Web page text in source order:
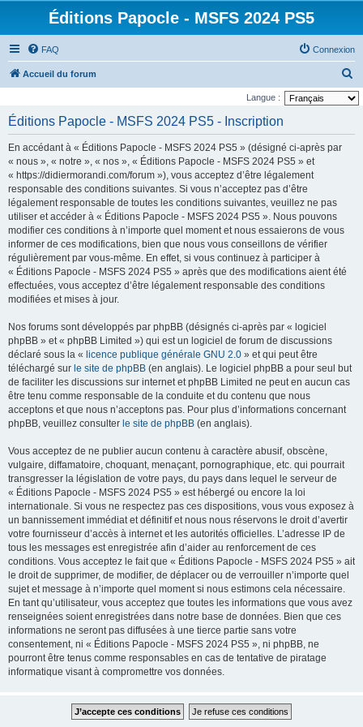
Éditions Papocle - MSFS 2024 PS5
FAQ Connexion
Accueil du forum
e
Langue :
Éditions Papocle - MSFS 2024 PS5 - Inscription
En accédant à « Éditions Papocle - MSFS 2024 PS5 » (désigné ci-après par
« nous », « notre », « nos », « Éditions Papocle - MSFS 2024 PS5 » et
« https://didiermorandi.com/forum »), vous acceptez d’être légalement
responsable des conditions suivantes. Si vous n’acceptez pas d’être
légalement responsable de toutes les conditions suivantes, veuillez ne pas
utiliser et accéder à « Éditions Papocle - MSFS 2024 PS5 ». Nous pouvons
modifier ces conditions à n’importe quel moment et nous essaierons de vous
informer de ces modifications, bien que nous vous conseillons de vérifier
régulièrement par vous-même. En effet, si vous continuez à participer à
« Éditions Papocle - MSFS 2024 PS5 » après que des modifications aient été
effectuées, vous acceptez d’être légalement responsable des conditions
modifiées et mises à jour.
Nos forums sont développés par phpBB (désignés ci-après par « logiciel
phpBB » et « phpBB Limited ») qui est un logiciel de forum de discussions
déclaré sous la « licence publique générale GNU 2.0 » et qui peut être
téléchargé sur le site de phpBB (en anglais). Le logiciel phpBB a pour seul but
de faciliter les discussions sur internet et phpBB Limited ne peut en aucun cas
être tenu comme responsable de la conduite et du contenu que nous
acceptons et que nous n’acceptons pas. Pour plus d’informations concernant
phpBB, veuillez consulter le site de phpBB (en anglais).
Vous acceptez de ne publier aucun contenu à caractère abusif, obscène,
vulgaire, diffamatoire, choquant, menaçant, pornographique, etc. qui pourrait
transgresser la législation de votre pays, du pays dans lequel le serveur de
« Éditions Papocle - MSFS 2024 PS5 » est hébergé ou encore la loi
internationale. Si vous ne respectez pas ces dispositions, vous vous exposez à
un bannissement immédiat et définitif et nous nous réservons le droit d’avertir
votre fournisseur d’accès à internet et les autorités officielles. L’adresse IP de
tous les messages est enregistrée afin d’aider au renforcement de ces
conditions. Vous acceptez le fait que « Éditions Papocle - MSFS 2024 PS5 » ait
le droit de supprimer, de modifier, de déplacer ou de verrouiller n’importe quel
sujet et message à n’importe quel moment si nous estimons cela nécessaire.
En tant qu’utilisateur, vous acceptez que toutes les informations que vous avez
renseignées soient enregistrées dans notre base de données. Bien que ces
informations ne seront pas diffusées à une tierce partie sans votre
consentement, ni « Éditions Papocle - MSFS 2024 PS5 », ni phpBB, ne
pourront être tenus comme responsables en cas de tentative de piratage
informatique visant à compromettre vos données.